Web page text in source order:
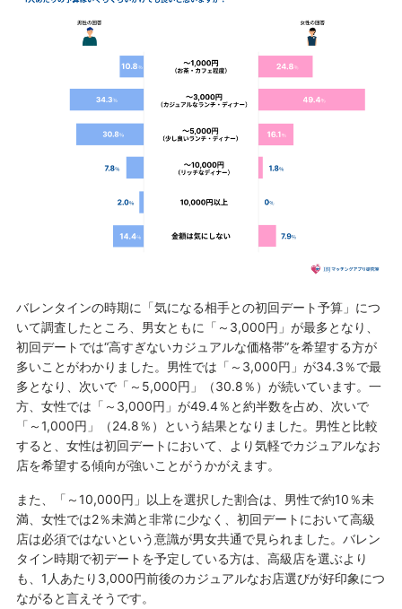
バレンタインの時期に「気になる相手との初回デート予算」につ
いて調査したところ、男女ともに「～3,000円」が最多となり、
初回デートでは“高すぎないカジュアルな価格帯”を希望する方が
多いことがわかりました。男性では「～3,000円」が34.3％で最
多となり、次いで「～5,000円」（30.8％）が続いています。一
方、女性では「～3,000円」が49.4％と約半数を占め、次いで
「～1,000円」（24.8％）という結果となりました。男性と比較
すると、女性は初回デートにおいて、より気軽でカジュアルなお
店を希望する傾向が強いことがうかがえます。
また、「～10,000円」以上を選択した割合は、男性で約10％未
満、女性では2％未満と非常に少なく、初回デートにおいて高級
店は必須ではないという意識が男女共通で見られました。バレン
タイン時期で初デートを予定している方は、高級店を選ぶより
も、1人あたり3,000円前後のカジュアルなお店選びが好印象につ
ながると言えそうです。